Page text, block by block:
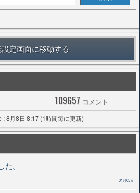
定画面に移動する
109657 コメント
: 8月8日 8:17 (1時間毎に更新)
。
01月05日